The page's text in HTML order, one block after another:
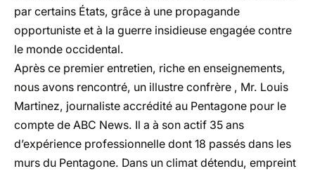
par certains États, grâce à une propagande
opportuniste et à la guerre insidieuse engagée contre
le monde occidental.
Après ce premier entretien, riche en enseignements,
nous avons rencontré, un illustre confrère , Mr. Louis
Martinez, journaliste accrédité au Pentagone pour le
compte de ABC News. Il a à son actif 35 ans
d’expérience professionnelle dont 18 passés dans les
murs du Pentagone. Dans un climat détendu, empreint